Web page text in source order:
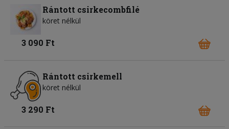
Rántott csirkecombfilé
köret nélkül
3 090 Ft
Rántott csirkemell
köret nélkül
3 290 Ft